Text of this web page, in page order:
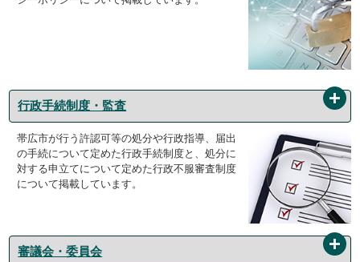
行政手続制度・監査
帯広市が行う許認可等の処分や行政指導、届出
の手続について定めた行政手続制度と、処分に
対する申立てについて定めた行政不服審査制度
について掲載しています。
審議会・委員会